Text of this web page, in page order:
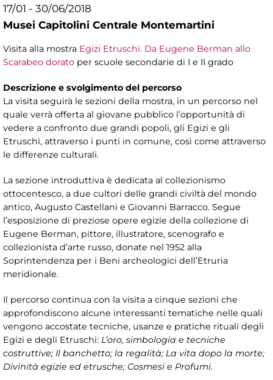
17/01 - 30/06/2018
Musei Capitolini Centrale Montemartini
Visita alla mostra Egizi Etruschi. Da Eugene Berman allo
Scarabeo dorato per scuole secondarie di I e II grado
Descrizione e svolgimento del percorso
La visita seguirà le sezioni della mostra, in un percorso nel
quale verrà offerta al giovane pubblico l’opportunità di
vedere a confronto due grandi popoli, gli Egizi e gli
Etruschi, attraverso i punti in comune, così come attraverso
le differenze culturali.
La sezione introduttiva è dedicata al collezionismo
ottocentesco, a due cultori delle grandi civiltà del mondo
antico, Augusto Castellani e Giovanni Barracco. Segue
l’esposizione di preziose opere egizie della collezione di
Eugene Berman, pittore, illustratore, scenografo e
collezionista d’arte russo, donate nel 1952 alla
Soprintendenza per i Beni archeologici dell’Etruria
meridionale.
Il percorso continua con la visita a cinque sezioni che
approfondiscono alcune interessanti tematiche nelle quali
vengono accostate tecniche, usanze e pratiche rituali degli
Egizi e degli Etruschi: L’oro, simbologia e tecniche
costruttive; Il banchetto; la regalità; La vita dopo la morte;
Divinità egizie ed etrusche; Cosmesi e Profumi.